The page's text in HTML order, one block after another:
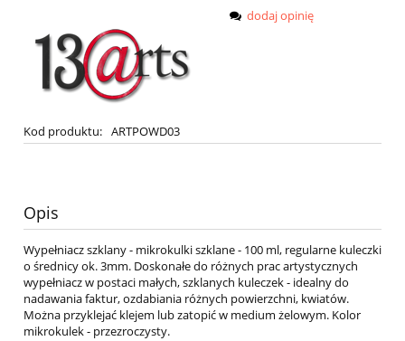
Kod produktu: ARTPOWD03
dodaj opinię
Opis
Wypełniacz szklany - mikrokulki szklane - 100 ml, regularne kuleczki
o średnicy ok. 3mm. Doskonałe do różnych prac artystycznych
wypełniacz w postaci małych, szklanych kuleczek - idealny do
nadawania faktur, ozdabiania różnych powierzchni, kwiatów.
Można przyklejać klejem lub zatopić w medium żelowym. Kolor
mikrokulek - przezroczysty.